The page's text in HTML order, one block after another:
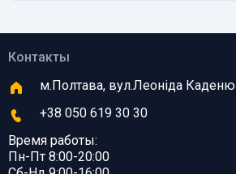
Контакты
м.Полтава, вул.Леоніда
+38 050 619 30 30
Время работы:
Пн-Пт 8:00-20:00